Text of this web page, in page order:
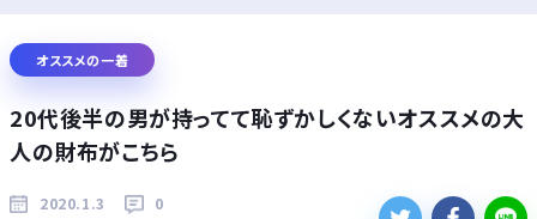
オススメの一着
20代後半の男が持ってて恥ずかしくないオススメの大
人の財布がこちら
2020.1.3 0